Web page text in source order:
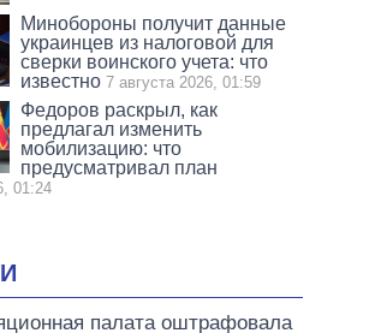
Минобороны получит данные
украинцев из налоговой для
сверки воинского учета: что
известно 7 августа 2026, 01:59
Федоров раскрыл, как
предлагал изменить
мобилизацию: что
предусматривал план
01:24
палата оштрафовала